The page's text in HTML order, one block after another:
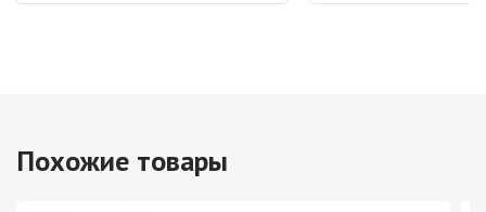
Похожие товары